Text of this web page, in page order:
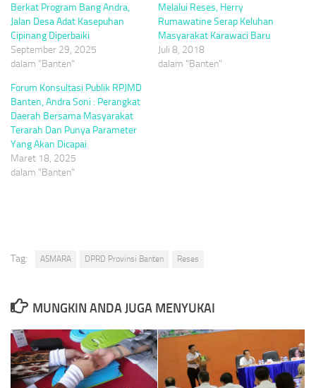
Berkat Program Bang Andra,
Jalan Desa Adat Kasepuhan
Cipinang Diperbaiki
September 29, 2025
dalam "Banten"
Melalui Reses, Herry
Rumawatine Serap Keluhan
Masyarakat Karawaci Baru
Juli 8, 2018
dalam "Banten"
Forum Konsultasi Publik RPJMD
Banten, Andra Soni : Perangkat
Daerah Bersama Masyarakat
Terarah Dan Punya Parameter
Yang Akan Dicapai
Maret 18, 2025
dalam "Banten"
Tag: ASMARA DPRD Provinsi Banten Reses
MUNGKIN ANDA JUGA MENYUKAI